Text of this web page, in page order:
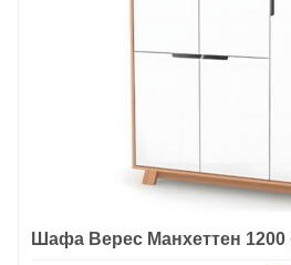
Шафа Верес Манхеттен 1200